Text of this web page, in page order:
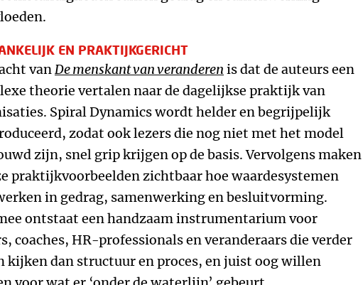
EN PRAKTIJKGERICHT
vanDe menskant van veranderen is dat de auteurs een
theorie vertalen naar de dagelijkse praktijk van
Spiral Dynamics wordt helder en begrijpelijk
zodat ook lezers die nog niet met het model
zijn, snel grip krijgen op de basis. Vervolgens maken
praktijkvoorbeelden zichtbaar hoe waardesystemen
in gedrag, samenwerking en besluitvorming.
ontstaat een handzaam instrumentarium voor
coaches, HR-professionals en veranderaars die verder
kijken dan structuur en proces, en juist oog willen